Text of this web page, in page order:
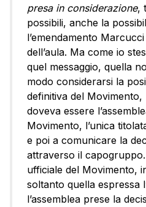
presa in considerazione,
possibili, anche la
l’emendamento
dell’aula. Ma come io
quel messaggio, quella
modo considerarsi la
definitiva del
doveva essere
Movimento, l’unica
e poi a comunicare la
attraverso il capogruppo.
ufficiale del Movimento,
soltanto quella espressa
l’assemblea prese la